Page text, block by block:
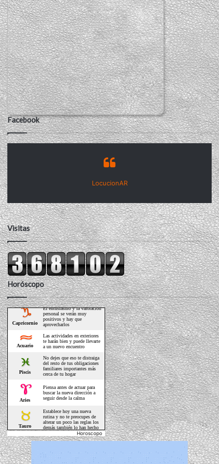
Facebook
LocucionAR
Visitas
Horóscopo
Horoscopo